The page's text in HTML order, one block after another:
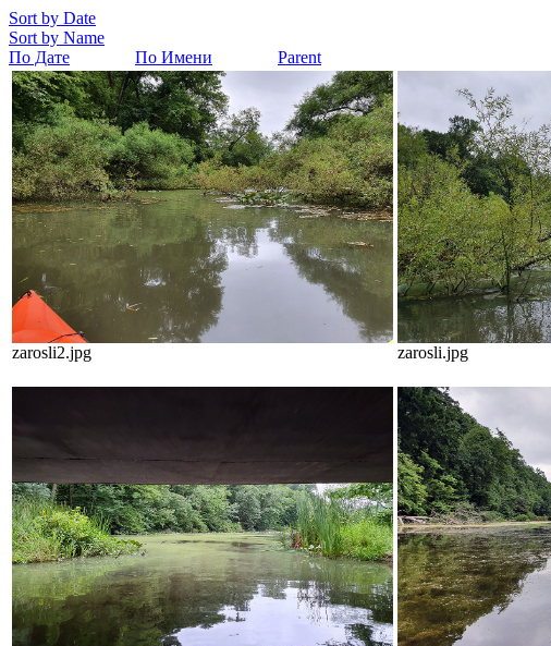
Sort by Date
Sort by Name
По Дате
По Имени Parent
zarosli2.jpg zarosli.jpg